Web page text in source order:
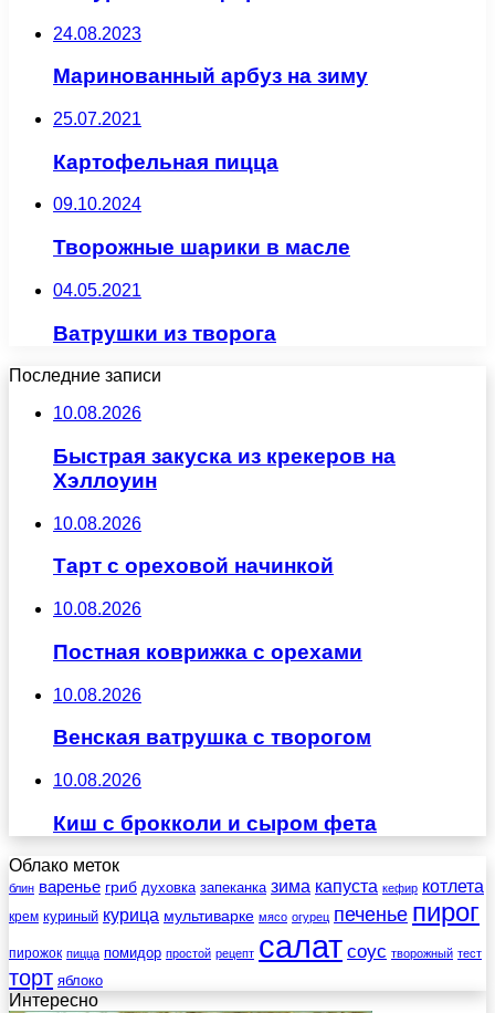
24.08.2023
Маринованный арбуз на зиму
25.07.2021
Картофельная пицца
09.10.2024
Творожные шарики в масле
04.05.2021
Ватрушки из творога
Последние записи
10.08.2026
Быстрая закуска из крекеров на
Хэллоуин
10.08.2026
Тарт с ореховой начинкой
10.08.2026
Постная коврижка с орехами
10.08.2026
Венская ватрушка с творогом
10.08.2026
Киш с брокколи и сыром фета
Облако меток
блин варенье гриб духовка запеканка зима капуста кефир котлета
крем куриный курица мультиварке мясо огурец печенье пирог
пирожок пицца помидор простой рецепт салат соус творожный тест
торт яблоко
Интересно